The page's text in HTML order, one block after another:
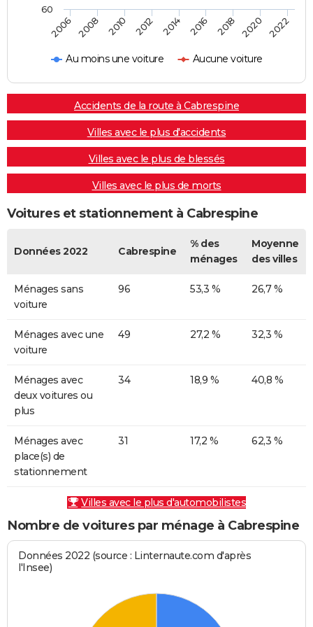
Au moins une voiture Aucune voiture
2006 2008 2010 2012 2014 2016 2018 2020 2022
60
Accidents de la route à Cabrespine
Villes avec le plus d'accidents
Villes avec le plus de blessés
Villes avec le plus de morts
Voitures et stationnement à Cabrespine
Données 2022 Cabrespine
% des
ménages
Moyenne
des villes
Ménages sans
voiture
96 53,3 % 26,7 %
Ménages avec une
voiture
49 27,2 % 32,3 %
Ménages avec
deux voitures ou
plus
34 18,9 % 40,8 %
Ménages avec
place(s) de
stationnement
31 17,2 % 62,3 %
Villes avec le plus d'automobilistes
Nombre de voitures par ménage à Cabrespine
Données 2022 (source : Linternaute.com d'après
l'Insee)